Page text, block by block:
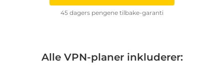
45 dagers pengene tilbake-garanti
Alle VPN-planer inkluderer: